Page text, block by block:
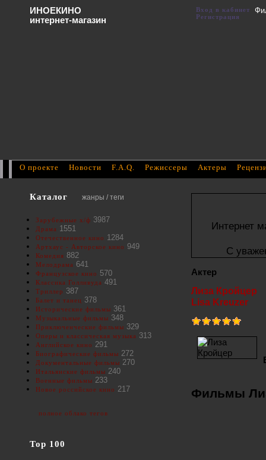
Интернет
С
Актер
Лиза Кройцер
Lisa Kreuzer
Фильмы
Каталог жанры / теги
Зарубежные х/ф 3987
Драма 1551
Отечественное кино 1284
Артхаус - Авторское кино 949
Комедия 882
Мелодрама 641
Французское кино 570
Классика Голливуда 491
Триллер 387
Балет и танец 378
Исторические фильмы 361
Музыкальные фильмы 348
Приключенческие фильмы 329
Оперы и классическая музыка 313
Английское кино 291
Биографические фильмы 272
Документальные фильмы 270
Итальянские фильмы 240
Военные фильмы 233
Новое российское кино 217
полное облако тегов
Top 100
О проекте Новости F.A.Q. Режиссеры Актеры
ИНОЕКИНО
интернет-магазин
Вход в кабинет
Регистрация